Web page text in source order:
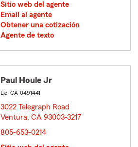
Sitio web del agente
Email al agente
Obtener una cotización
Agente de texto
Paul Houle Jr
Lic: CA-0491441
3022 Telegraph Road
Ventura, CA 93003-3217
805-653-0214